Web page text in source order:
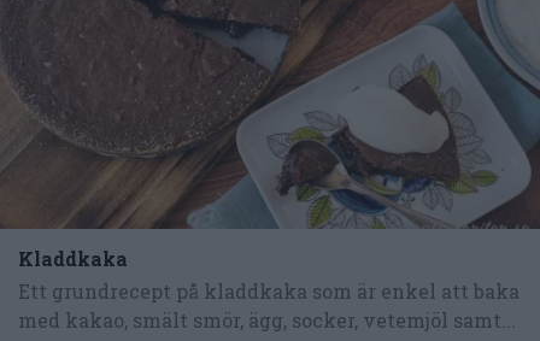
Kladdkaka
Ett grundrecept på kladdkaka som är enkel att baka
med kakao, smält smör, ägg, socker, vetemjöl samt...